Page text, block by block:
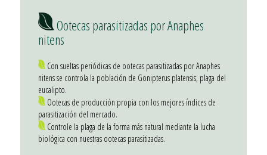
Ootecas parasitizadas por Anaphes
nitens
Con sueltas periódicas de ootecas parasitizadas por Anaphes
nitens se controla la población de Gonipterus platensis, plaga del
eucalipto.
Ootecas de producción propia con los mejores índices de
parasitización del mercado.
Controle la plaga de la forma más natural mediante la lucha
biológica con nuestras ootecas parasitizadas.